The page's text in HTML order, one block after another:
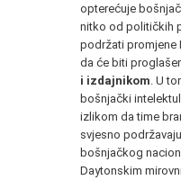
opterećuje
nitko od političkih
podržati promjene
da će biti
i izdajnikom . U
bošnjački
izlikom da time
svjesno
bošnjačkog
Daytonskim